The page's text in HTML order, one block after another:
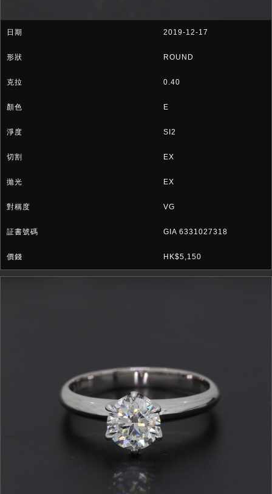
2019-12-17
ROUND
0.40
E
SI2
EX
EX
VG
GIA 6331027318
HK$5,150